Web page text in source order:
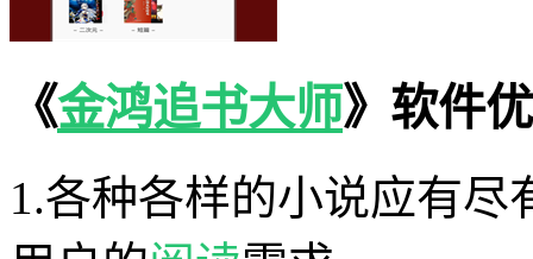
《金鸿追书大师》软件
1.各种各样的小说应有